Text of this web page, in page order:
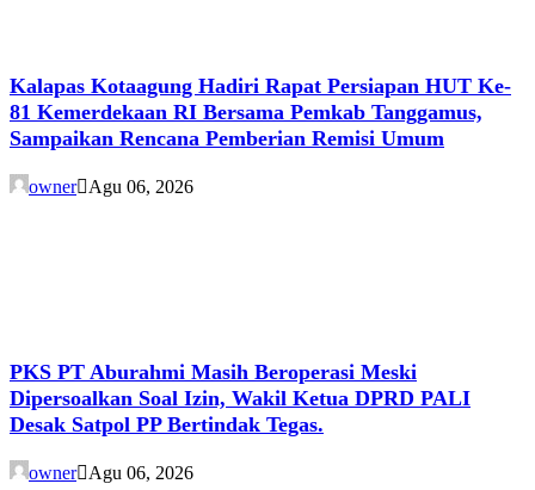
Kalapas Kotaagung Hadiri Rapat Persiapan HUT Ke-
81 Kemerdekaan RI Bersama Pemkab Tanggamus,
Sampaikan Rencana Pemberian Remisi Umum
owner Agu 06, 2026
PKS PT Aburahmi Masih Beroperasi Meski
Dipersoalkan Soal Izin, Wakil Ketua DPRD PALI
Desak Satpol PP Bertindak Tegas.
owner Agu 06, 2026